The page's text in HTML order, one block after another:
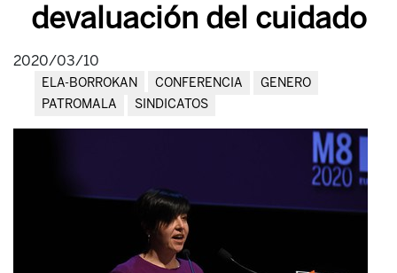
devaluación del cuidado
2020/03/10
ELA-BORROKAN CONFERENCIA
GENERO
PATROMALA
SINDICATOS